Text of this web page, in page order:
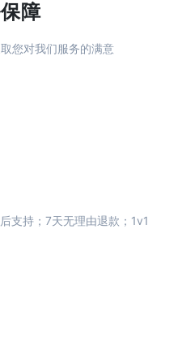
障
您对我们服务的满意
支持；7天无理由退款；1v1